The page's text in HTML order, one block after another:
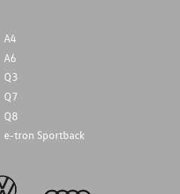
A4
A6
Q3
Q7
Q8
e-tron Sportback